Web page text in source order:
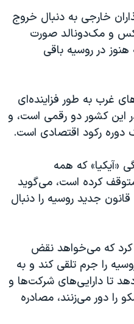
خارجی به دنبال خروج
و مک‌دونالد صورت
هنوز در روسیه باقی
غرب به طور فزاینده‌ای
این کشور دو رقمی است، و
دوره رکود اقتصادی است.
«آیکیا» که همه
کرده است، می‌گوید
جدید روسیه را دنبال
کرد که می‌خواهد نقض
را جرم تلقی کند و به
تا دارایی‌های شرکت‌ها و
را دور می‌زنند، مصادره